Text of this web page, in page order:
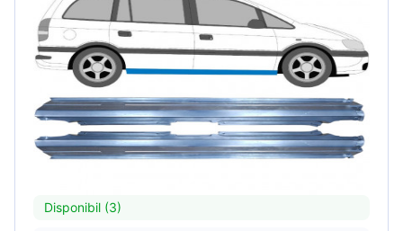
Disponibil (3)